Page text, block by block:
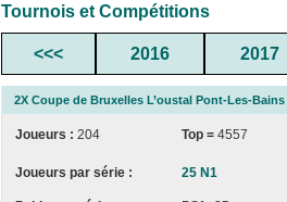
Tournois et Compétitions
<<< 2016 2017
2X Coupe de Bruxelles L’oustal Pont-Les-Bains
Joueurs : 204 Top = 4557
Joueurs par série : 25 N1